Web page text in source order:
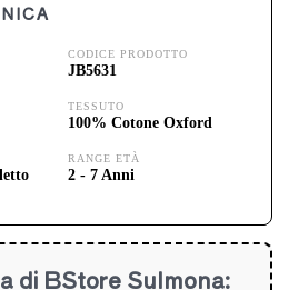
CODICE PRODOTTO
JB5631
TESSUTO
100% Cotone Oxford
RANGE ETÀ
2 - 7 Anni
di BStore Sulmona: